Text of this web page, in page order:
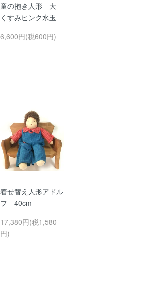
童の抱き人形 大
くすみピンク水玉
6,600円(税600円)
着せ替え人形アドル
フ 40cm
17,380円(税1,580
円)